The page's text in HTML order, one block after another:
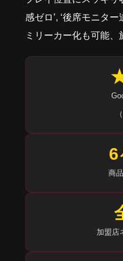
感ゼロ’, ‘後席モニタ
ミリーカー化も可能、
6
商
加盟店